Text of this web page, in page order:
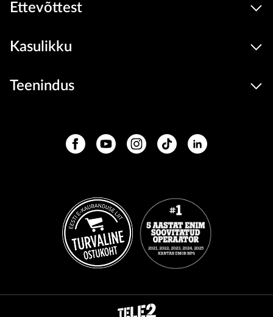
Ettevõttest
Kasulikku
Teenindus